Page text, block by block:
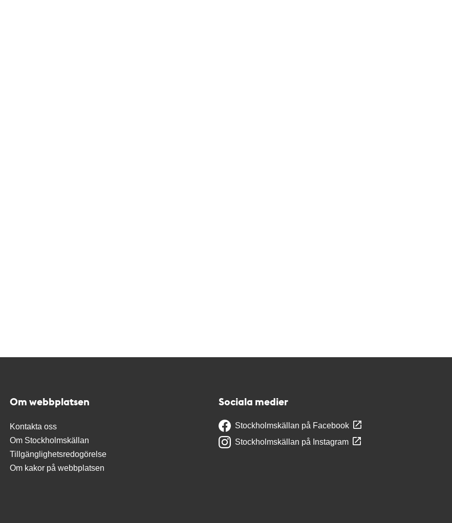
Om webbplatsen
Kontakta oss
Om Stockholmskällan
Tillgänglighetsredogörelse
Om kakor på webbplatsen
Sociala medier
Stockholmskällan på Facebook
Stockholmskällan på Instagram